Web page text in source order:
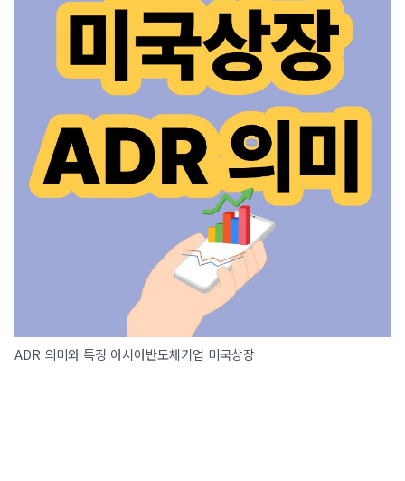
ADR 의미와 특징 아시아반도체기업 미국상장